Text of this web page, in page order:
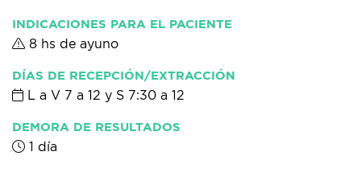
INDICACIONES PARA EL PACIENTE
8 hs de ayuno
DÍAS DE RECEPCIÓN/EXTRACCIÓN
L a V 7 a 12 y S 7:30 a 12
DEMORA DE RESULTADOS
1 día